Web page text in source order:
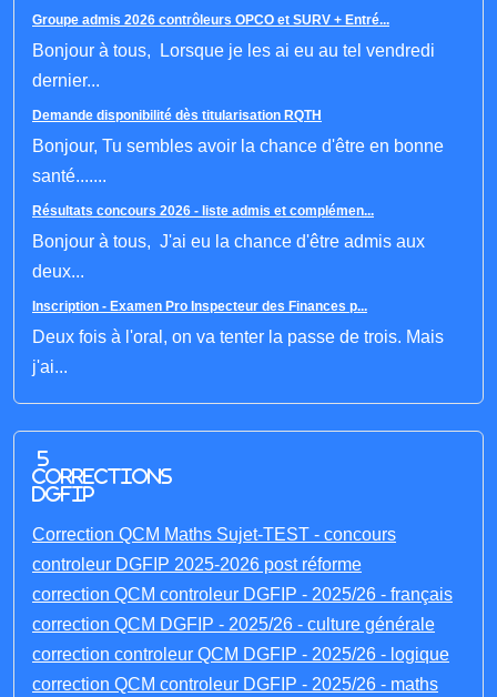
Groupe admis 2026 contrôleurs OPCO et SURV + Entré...
Bonjour à tous, Lorsque je les ai eu au tel vendredi
dernier...
Demande disponibilité dès titularisation RQTH
Bonjour, Tu sembles avoir la chance d'être en bonne
santé.......
Résultats concours 2026 - liste admis et complémen...
Bonjour à tous, J'ai eu la chance d'être admis aux
deux...
Inscription - Examen Pro Inspecteur des Finances p...
Deux fois à l'oral, on va tenter la passe de trois. Mais
j'ai...
5
corrections
DGFIP
Correction QCM Maths Sujet-TEST - concours
controleur DGFIP 2025-2026 post réforme
correction QCM controleur DGFIP - 2025/26 - français
correction QCM DGFIP - 2025/26 - culture générale
correction controleur QCM DGFIP - 2025/26 - logique
correction QCM controleur DGFIP - 2025/26 - maths